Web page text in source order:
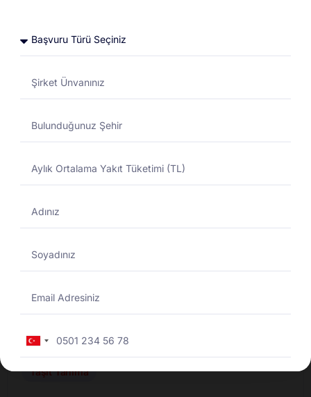
Toptan Akaryakıt
Toptan Akaryakıt
Taşıt Tanıma
Turkey
+90